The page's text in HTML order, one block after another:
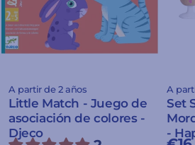
A partir de 2 años
Little Match - Juego de
asociación de colores -
Djeco
A
Set
-